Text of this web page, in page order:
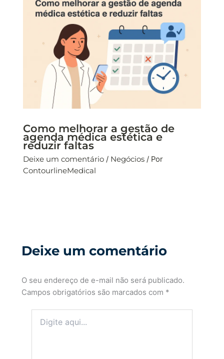
Como melhorar a gestão de
agenda médica estética e
reduzir faltas
Deixe um comentário / Negócios/ Por
ContourlineMedical
Deixe um comentário
O seu endereço de e-mail não será publicado.
Campos obrigatórios são marcados com *
aqui...